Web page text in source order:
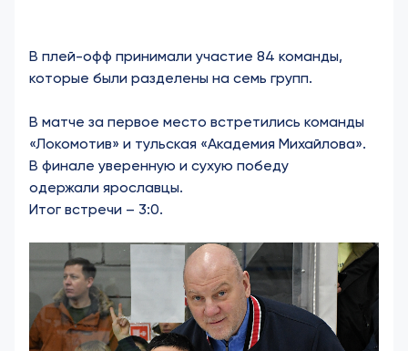
В плей-офф принимали участие 84 команды,
которые были разделены на семь групп.
В матче за первое место встретились команды
«Локомотив» и тульская «Академия Михайлова».
В финале уверенную и сухую победу
одержали ярославцы.
Итог встречи – 3:0.